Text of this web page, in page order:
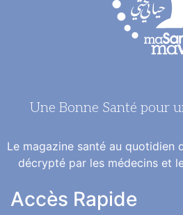
Une Bonne Santé pour
Le magazine santé au quotidien
décrypté par les médecins et
Accès Rapide